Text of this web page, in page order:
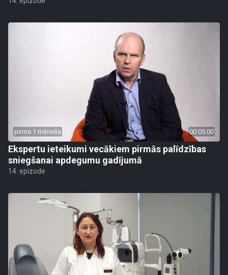
pirms 1 mēneša 00:05:00
Ekspertu ieteikumi vecākiem pirmās palīdzības
sniegšanai apdegumu gadījumā
14. epizode